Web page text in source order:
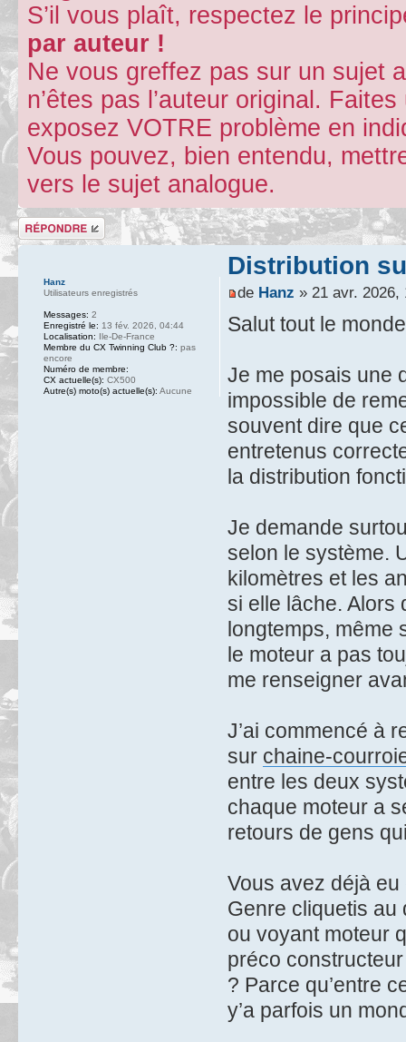
S’il vous plaît, respectez le
par auteur !
Ne vous greffez pas sur un sujet
n’êtes pas l’auteur original.
exposez VOTRE problème en
Vous pouvez, bien entendu,
vers le sujet analogue.
Répondre
Distribution
de Hanz » 21 avr. 2026,
Salut tout le
Je me posais une
impossible de
souvent dire que
entretenus
la distribution
Je demande
selon le système.
kilomètres et les
si elle lâche. Alors
longtemps, même
le moteur a pas
me renseigner
J’ai commencé à
sur chaine-
entre les deux
chaque moteur a
retours de gens
Vous avez déjà
Genre cliquetis au
ou voyant moteur
préco
? Parce qu’entre
y’a parfois un
Hanz
Utilisateurs enregistrés
Messages: 2
Enregistré le: 13 fév. 2026, 04:44
Localisation: Ile-De-France
Membre du CX Twinning Club ?: pas
encore
Numéro de membre:
CX actuelle(s): CX500
Autre(s) moto(s) actuelle(s): Aucune